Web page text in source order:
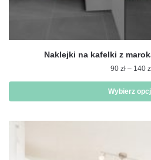
Naklejki na kafelki z
90 zł – 140
Wybierz